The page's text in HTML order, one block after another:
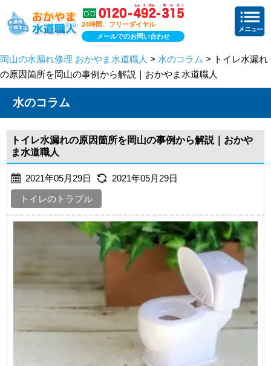
24時間、フリーダイヤル
メールでのお問い合わせ
岡山の水漏れ修理 おかやま水道職人 > 水のコラム > トイレ水漏れ
の原因箇所を岡山の事例から解説｜おかやま水道職人
水のコラム
トイレ水漏れの原因箇所を岡山の事例から解説｜おかや
ま水道職人
2021年05月29日
2021年05月29日
トイレのトラブル